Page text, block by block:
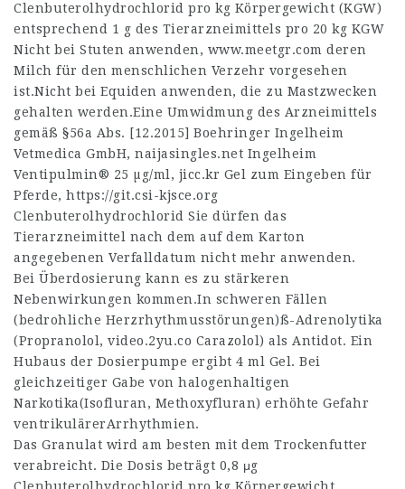
Clenbuterolhydrochlorid pro kg Körpergewicht (KGW)
entsprechend 1 g des Tierarzneimittels pro 20 kg KGW
Nicht bei Stuten anwenden, www.meetgr.com deren
Milch für den menschlichen Verzehr vorgesehen
ist.Nicht bei Equiden anwenden, die zu Mastzwecken
gehalten werden.Eine Umwidmung des Arzneimittels
gemäß §56a Abs. [12.2015] Boehringer Ingelheim
Vetmedica GmbH, naijasingles.net Ingelheim
Ventipulmin® 25 µg/ml, jicc.kr Gel zum Eingeben für
Pferde, https://git.csi-kjsce.org
Clenbuterolhydrochlorid Sie dürfen das
Tierarzneimittel nach dem auf dem Karton
angegebenen Verfalldatum nicht mehr anwenden.
Bei Überdosierung kann es zu stärkeren
Nebenwirkungen kommen.In schweren Fällen
(bedrohliche Herzrhythmusstörungen)ß-Adrenolytika
(Propranolol, video.2yu.co Carazolol) als Antidot. Ein
Hubaus der Dosierpumpe ergibt 4 ml Gel. Bei
gleichzeitiger Gabe von halogenhaltigen
Narkotika(Isofluran, Methoxyfluran) erhöhte Gefahr
ventrikulärerArrhythmien.
Das Granulat wird am besten mit dem Trockenfutter
verabreicht. Die Dosis beträgt 0,8 μg